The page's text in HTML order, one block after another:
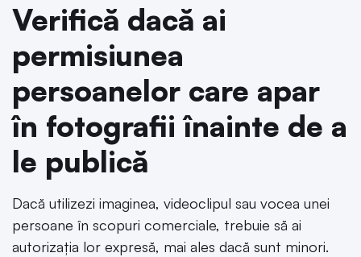
Verifică dacă ai
permisiunea
persoanelor care apar
în fotografii înainte de a
le publică
Dacă utilizezi imaginea, videoclipul sau vocea unei
persoane în scopuri comerciale, trebuie să ai
autorizația lor expresă, mai ales dacă sunt minori.